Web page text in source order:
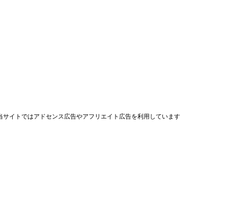
サイトではアドセンス広告やアフリエイト広告を利用しています